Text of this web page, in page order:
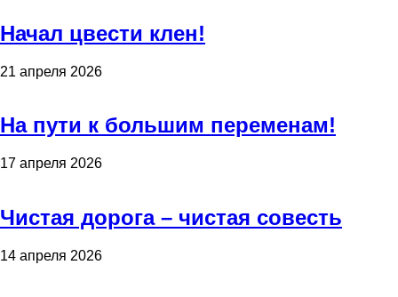
Начал цвести клен!
21 апреля 2026
На пути к большим переменам!
17 апреля 2026
Чистая дорога – чистая совесть
14 апреля 2026